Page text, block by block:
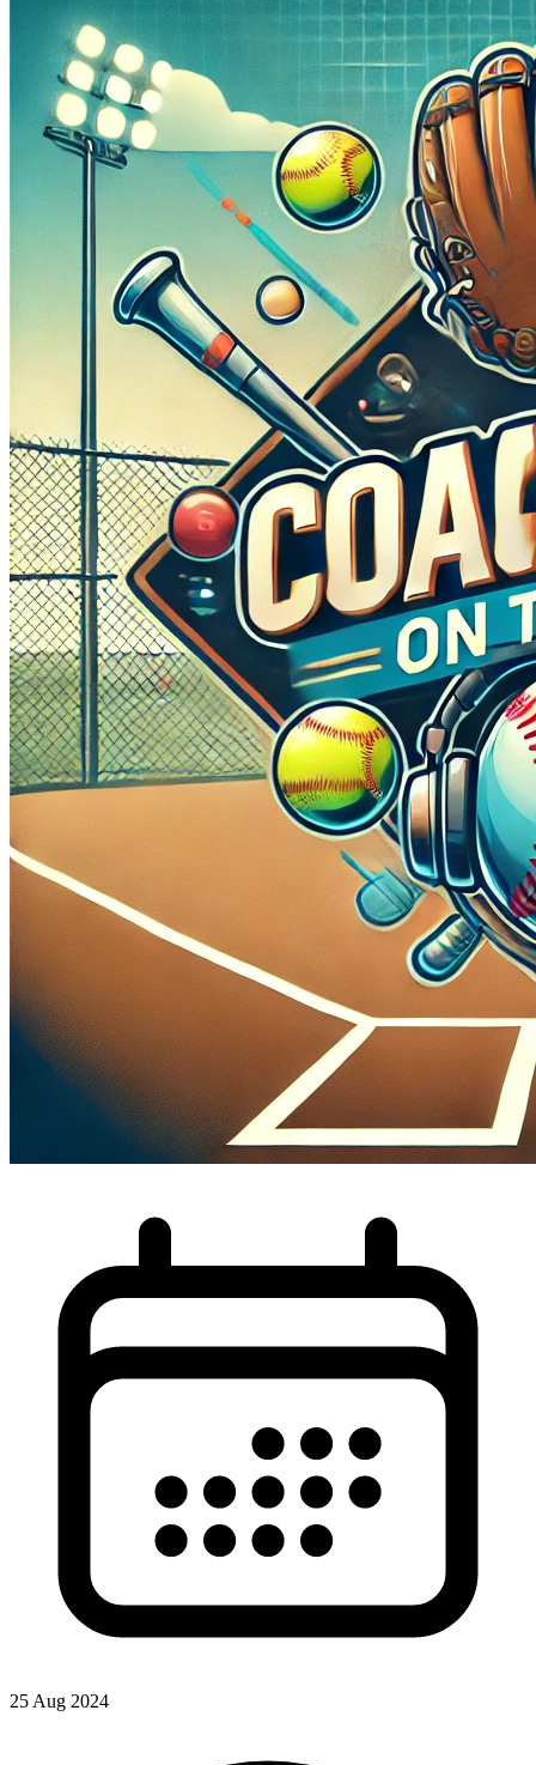
25 Aug 2024